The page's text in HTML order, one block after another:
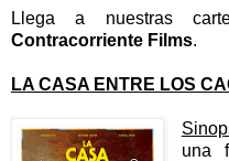
Llega a nuestras
Contracorriente Films.
LA CASA ENTRE LOS
una